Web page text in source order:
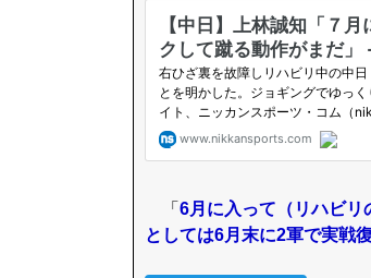
「 6月に入って（リハビリ
としては6月末に2軍で実戦